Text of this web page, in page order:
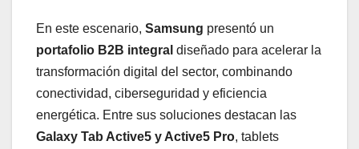
En este escenario, Samsung presentó un
portafolio B2B integral diseñado para acelerar la
transformación digital del sector, combinando
conectividad, ciberseguridad y eficiencia
energética. Entre sus soluciones destacan las
Galaxy Tab Active5 y Active5 Pro, tablets